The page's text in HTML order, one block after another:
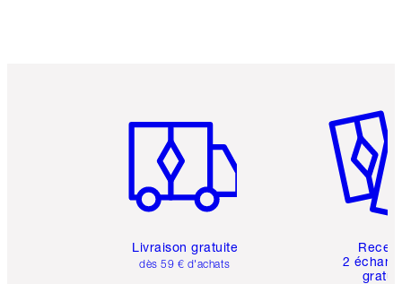
Livraison gratuite
dès 59 € d'achats
2